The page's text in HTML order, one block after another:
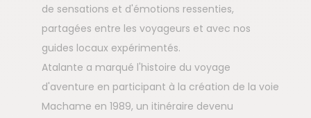
de sensations et d'émotions ressenties,
partagées entre les voyageurs et avec nos
guides locaux expérimentés.
Atalante a marqué l'histoire du voyage
d'aventure en participant à la création de la voie
Machame en 1989, un itinéraire devenu